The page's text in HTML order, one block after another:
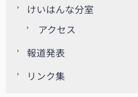
けいはんな分室
アクセス
報道発表
リンク集